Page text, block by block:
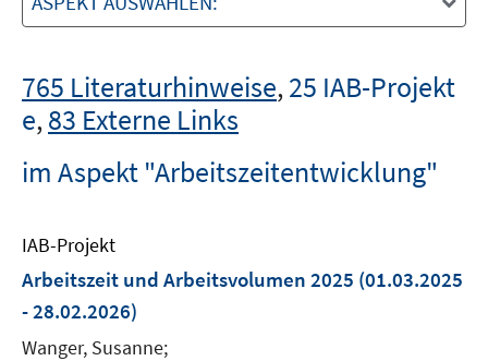
765 Literaturhinweise,25 IAB-Projekt
e,83 Externe Links
im Aspekt "Arbeitszeitentwicklung"
IAB-Projekt
Arbeitszeit und Arbeitsvolumen 2025 (01.03.2025
- 28.02.2026)
Wanger, Susanne;